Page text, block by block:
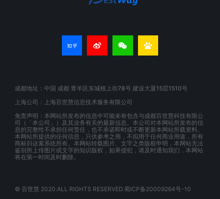
成都地址：中国 成都 青羊区东城根上街78号 建设大厦15层1510号
上海公司：上海百世慧信息技术服务有限公司
免责声明：本网站所发布的信息中可能未有包含与成都百世慧科技有限公
司（「本公司」）及其业务有关的最新信息。本公司对本网站所发布的信
息的完整性不承担任何责任，也不承诺即时或不断更新本网站所载资料。
本网站所提供的任何信息，只供参考之用，不拟用于任何商业用途，所有
商标归达索系统所有。本网站转载图片、文字之类版权申明，本网站无法
鉴别所上传图片或文字的知识版权，如果侵犯，请及时通知我们，本网站
将在第一时间及时删除。
© 百世慧 2020.ALL RIGHTS RESERVED.蜀ICP备20009264号-10